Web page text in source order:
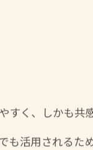
すく、しかも共
も活用されるた